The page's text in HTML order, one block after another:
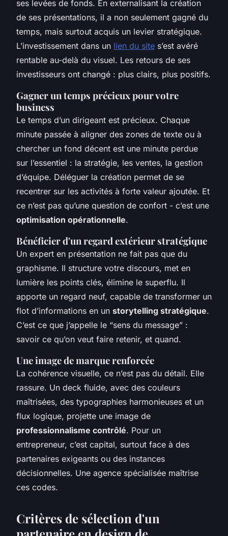
ses levées de fonds. En externalisant la création
de ses présentations, il a non seulement gagné du
temps, mais surtout acquis un levier stratégique.
L’investissement dans un lien du site s’est avéré
rentable au-delà du visuel. Les retours de ses
investisseurs ont changé : plus clairs, plus positifs.
Gagner un temps précieux pour votre
business
Le temps d’un dirigeant est précieux. Chaque
minute passée à aligner des zones de texte ou à
chercher un fond décent est une minute perdue
sur l’essentiel : la stratégie, les ventes, la gestion
d’équipe. Déléguer la création permet de se
recentrer sur les activités à forte valeur ajoutée. Et
ce n’est pas qu’une question de confort - c’est une
optimisation opérationnelle.
Bénéficier d'un regard extérieur stratégique
Un expert en présentation ne fait pas que du
graphisme. Il structure votre discours, met en
lumière les points clés, élimine le superflu. Il
apporte un regard neuf, capable de transformer un
flot d’informations en un storytelling stratégique.
C’est ce que j’appelle le “sens du message” :
savoir ce qu’on veut faire retenir, et quand.
Une image de marque renforcée
La cohérence visuelle, ce n’est pas du détail. Elle
rassure. Un deck fluide, avec des couleurs
maîtrisées, des typographies harmonieuses et un
flux logique, projette une image de
professionnalisme contrôlé. Pour un
entrepreneur, c’est capital, surtout face à des
partenaires exigeants ou des instances
décisionnelles. Une agence spécialisée maîtrise
ces codes.
Critères de sélection d'un